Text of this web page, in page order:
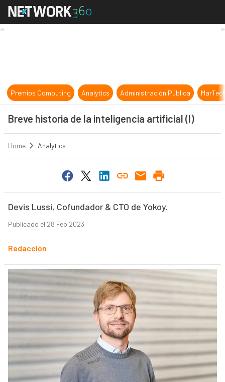
Breve historia de la inteligencia
Premios Computing Analytics Administración Pública
Breve historia de la inteligencia artificial (I)
Home Analytics
Devis Lussi, Cofundador & CTO de Yokoy.
Publicado el 28 Feb 2023
Redacción